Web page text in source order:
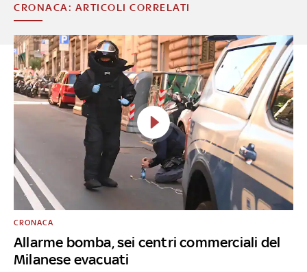
CRONACA: ARTICOLI CORRELATI
Allarme bomba, sei centri commerciali del
Milanese evacuati
CRONACA